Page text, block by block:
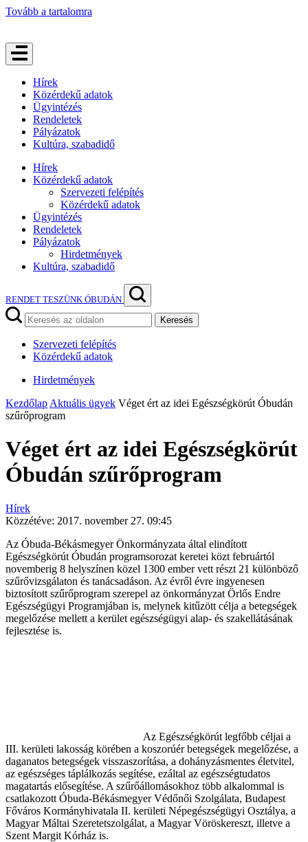
Tovább a tartalomra
Hírek
Közérdekű adatok
Ügyintézés
Rendeletek
Pályázatok
Kultúra, szabadidő
Hírek
Közérdekű adatok
Szervezeti felépítés
Közérdekű adatok
Ügyintézés
Rendeletek
Pályázatok
Hirdetmények
Kultúra, szabadidő
RENDET TESZÜNK ÓBUDÁN
Keresés
Szervezeti felépítés
Közérdekű adatok
Hirdetmények
Kezdőlap Aktuális ügyek Véget ért az idei Egészségkörút Óbudán
szűrőprogram
Véget ért az idei Egészségkörút
Óbudán szűrőprogram
Hírek
Közzétéve: 2017. november 27. 09:45
Az Óbuda-Békásmegyer Önkormányzata által elindított
Egészségkörút Óbudán programsorozat keretei közt februártól
novemberig 8 helyszínen közel 1300 ember vett részt 21 különböző
szűrővizsgálaton és tanácsadáson. Az évről évre ingyenesen
biztosított szűrőprogram szerepel az önkormányzat Örlős Endre
Egészségügyi Programjában is, melynek kitűzött célja a betegségek
megelőzése mellett a kerület egészségügyi alap- és szakellátásának
fejlesztése is.
Az Egészségkörút legfőbb céljai a
III. kerületi lakosság körében a koszorúér betegségek megelőzése, a
daganatos betegségek visszaszorítása, a dohányzásmentes életvitel,
az egészséges táplálkozás segítése, ezáltal az egészségtudatos
magatartás elősegítése. A szűrőállomásokhoz több alkalommal is
csatlakozott Óbuda-Békásmegyer Védőnői Szolgálata, Budapest
Főváros Kormányhivatala II. kerületi Népegészségügyi Osztálya, a
Magyar Máltai Szeretetszolgálat, a Magyar Vöröskereszt, illetve a
Szent Margit Kórház is.